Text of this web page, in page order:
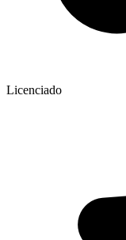
Licenciado